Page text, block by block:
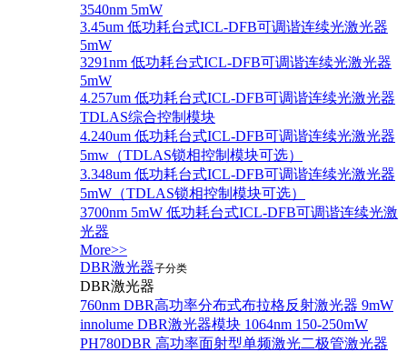
3540nm 5mW
3.45um 低功耗台式ICL-DFB可调谐连续光激光器
5mW
3291nm 低功耗台式ICL-DFB可调谐连续光激光器
5mW
4.257um 低功耗台式ICL-DFB可调谐连续光激光器
TDLAS综合控制模块
4.240um 低功耗台式ICL-DFB可调谐连续光激光器
5mw（TDLAS锁相控制模块可选）
3.348um 低功耗台式ICL-DFB可调谐连续光激光器
5mW（TDLAS锁相控制模块可选）
3700nm 5mW 低功耗台式ICL-DFB可调谐连续光激
光器
More>>
DBR激光器子分类
DBR激光器
760nm DBR高功率分布式布拉格反射激光器 9mW
innolume DBR激光器模块 1064nm 150-250mW
PH780DBR 高功率面射型单频激光二极管激光器